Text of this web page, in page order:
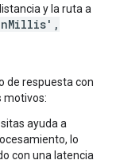
y la ruta a
de respuesta con
motivos:
ayuda a
lo
con una latencia